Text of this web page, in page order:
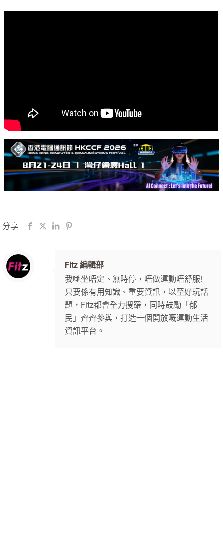
分享
Fitz 編輯部
我哋坐唔定、無時停，唔做運動唔舒服!
只要係有用知識、重要資訊，以至好玩話
題，Fitz都會全力搜羅，同時鼓勵「郁
民」齊齊參與，打造一個開放嘅運動生活
資訊平台。